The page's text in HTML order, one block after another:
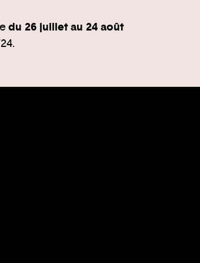
du 26 juillet au 24 août